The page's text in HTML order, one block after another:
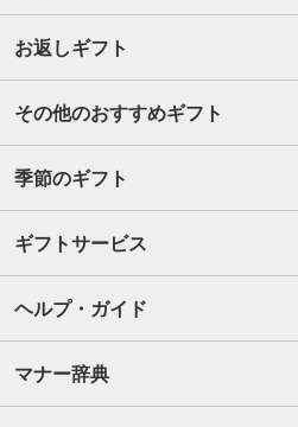
お返しギフト
その他のおすすめギフト
季節のギフト
ギフトサービス
ヘルプ・ガイド
マナー辞典